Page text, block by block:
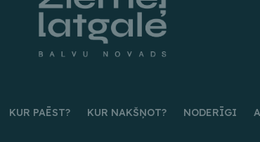
KUR PAĒST? KUR NAKŠŅOT? NODERĪGI